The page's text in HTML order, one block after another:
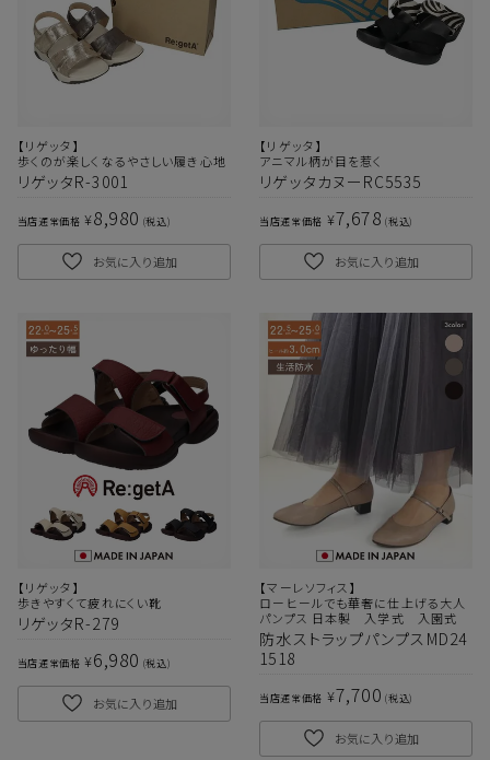
【リゲッタ】
歩くのが楽しくなるやさしい履き心地
リゲッタR-3001
当店通常価格 ¥8,980 税込
お気に入り追加
【リゲッタ】
アニマル柄が目を惹く
リゲッタカヌーRC5535
当店通常価格 ¥7,678 税込
お気に入り追加
【リゲッタ】
歩きやすくて疲れにくい靴
リゲッタR-279
当店通常価格 ¥6,980 税込
お気に入り追加
【マーレソフィス】
ローヒールでも華奢に仕上げる大人
パンプス 日本製 入学式 入園式
防水ストラップパンプスMD24
1518
当店通常価格 ¥7,700 税込
お気に入り追加